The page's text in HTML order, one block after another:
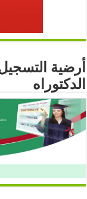
أرضية
الدكتوراه